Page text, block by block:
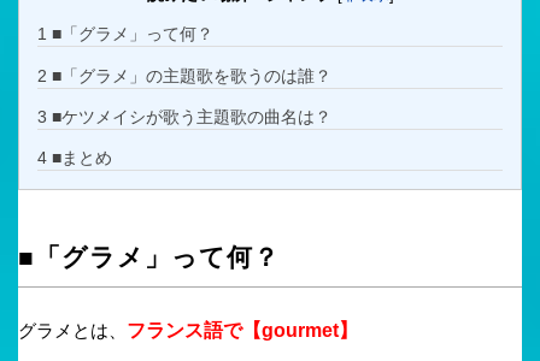
1 ■「グラメ」って何？
2 ■「グラメ」の主題歌を歌うのは誰？
3 ■ケツメイシが歌う主題歌の曲名は？
4 ■まとめ
■「グラメ」って何？
グラメとは、 フランス語で【gourmet】